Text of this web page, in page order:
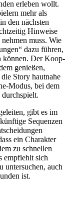
erleben wollt.
mehr als
den nächsten
Hinweise
muss. Wie
dazu führen,
können. Der Koop-
genießen,
Story hautnahe
Modus, bei dem
gibt es im
Sequenzen
ein Charakter
zu schnellen
empfiehlt sich
untersuchen, auch
ist.